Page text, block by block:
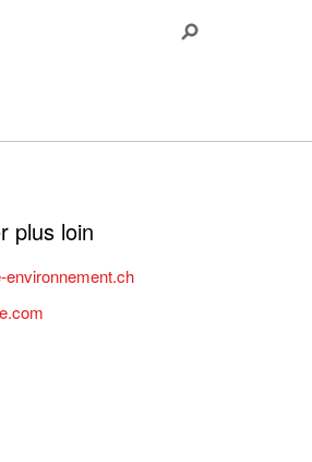
plus loin
environnement.ch